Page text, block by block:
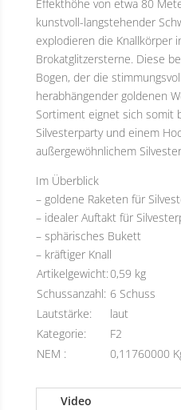
Effekthöhe von etwa 80
kunstvoll-langstehender
explodieren die Knallkörper
Brokatglitzersterne. Diese
Bogen, der die
herabhängender goldenen
Sortiment eignet sich somit
Silvesterparty und einem
außergewöhnlichem
Im Überblick
– goldene Raketen für
– idealer Auftakt für
– sphärisches Bukett
– kräftiger Knall
Artikelgewicht:0,59 kg
Schussanzahl: 6 Schuss
Lautstärke:
laut
Kategorie:
F2
NEM :
0,11760000
Video